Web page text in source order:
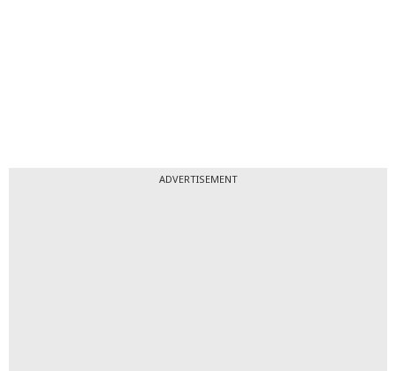
ADVERTISEMENT